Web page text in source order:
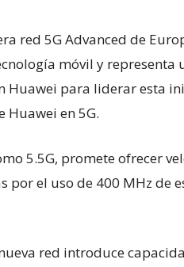
red 5G Advanced de
móvil y representa
Huawei para liderar esta
Huawei en 5G.
5.5G, promete ofrecer
por el uso de 400 MHz de
red introduce